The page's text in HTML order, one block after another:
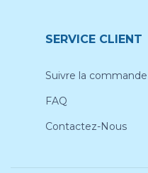
SERVICE CLIENT
Suivre la commande
FAQ
Contactez-Nous